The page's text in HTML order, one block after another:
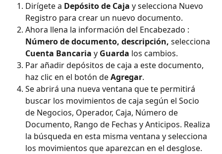
Dirígete a Depósito de Caja y selecciona Nuevo
Registro para crear un nuevo documento.
Ahora llena la información del Encabezado :
Número de documento, descripción, selecciona
Cuenta Bancaria y Guarda los cambios.
Par añadir depósitos de caja a este documento,
haz clic en el botón de Agregar.
Se abrirá una nueva ventana que te permitirá
buscar los movimientos de caja según el Socio
de Negocios, Operador, Caja, Número de
Documento, Rango de Fechas y Anticipos. Realiza
la búsqueda en esta misma ventana y selecciona
los movimientos que aparezcan en el desglose.